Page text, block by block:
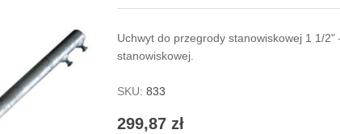
Uchwyt do przegrody stanowiskowej 1 1/
stanowiskowej.
SKU: 833
299,87 zł